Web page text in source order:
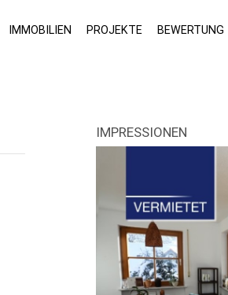
IMMOBILIEN PROJEKTE BEWERTUNG
IMPRESSIONEN